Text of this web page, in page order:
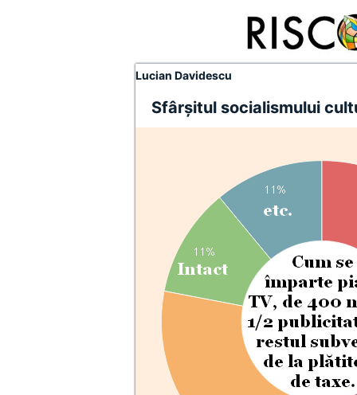
Lucian Davidescu
Sfârşitul socialismului